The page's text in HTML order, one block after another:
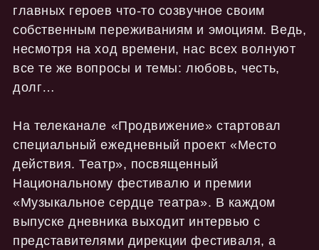
главных героев что-то созвучное своим
собственным переживаниям и эмоциям. Ведь,
несмотря на ход времени, нас всех волнуют
все те же вопросы и темы: любовь, честь,
долг…
На телеканале «Продвижение» стартовал
специальный ежедневный проект «Место
действия. Театр», посвященный
Национальному фестивалю и премии
«Музыкальное сердце театра». В каждом
выпуске дневника выходит интервью с
представителями дирекции фестиваля, а